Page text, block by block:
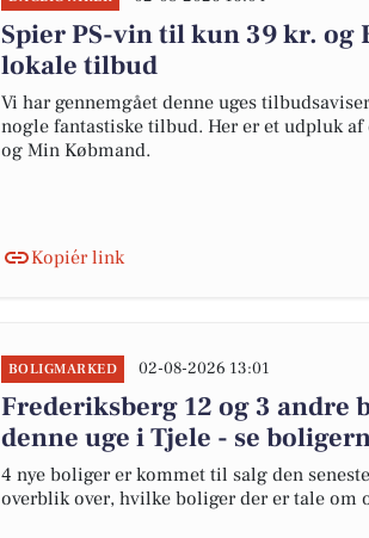
Spier PS-vin til kun 39 kr. og
lokale tilbud
Vi har gennemgået denne uges
nogle fantastiske tilbud. Her er et udpluk
og Min Købmand.
Kopiér link
BOLIGMARKED 02-08-2026 13:01
Frederiksberg 12 og 3 andre
denne uge i Tjele - se
4 nye boliger er kommet til salg den
overblik over, hvilke boliger der er tale om